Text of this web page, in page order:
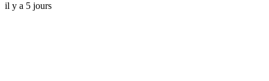
il y a 5 jours